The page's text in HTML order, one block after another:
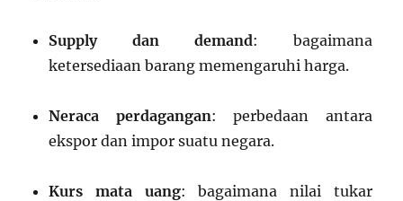
Supply dan demand: bagaimana
ketersediaan barang memengaruhi harga.
Neraca perdagangan: perbedaan antara
ekspor dan impor suatu negara.
Kurs mata uang: bagaimana nilai tukar